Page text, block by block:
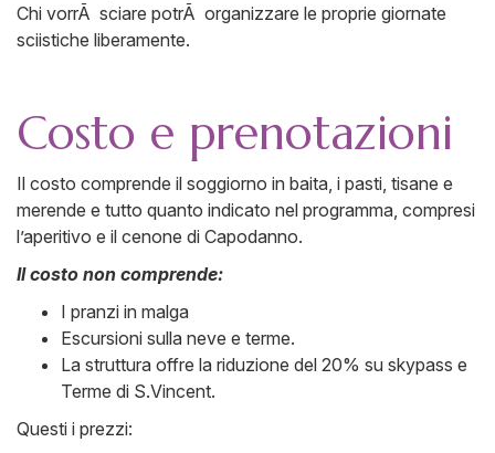
Chi vorrÃ sciare potrÃ organizzare le proprie giornate
sciistiche liberamente.
Costo e prenotazioni
Il costo comprende il soggiorno in baita, i pasti, tisane e
merende e tutto quanto indicato nel programma, compresi
l’aperitivo e il cenone di Capodanno.
Il costo non comprende:
I pranzi in malga
Escursioni sulla neve e terme.
La struttura offre la riduzione del 20% su skypass e
Terme di S.Vincent.
Questi i prezzi: